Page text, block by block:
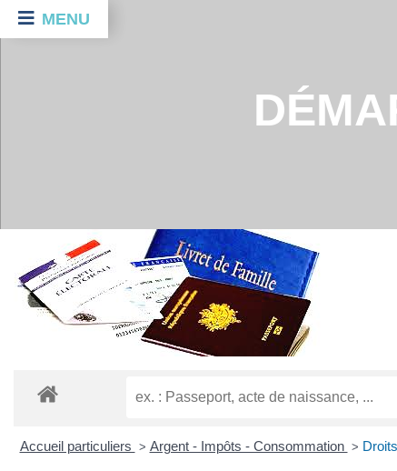
MENU
Accueil particuliers > Argent - Impôts - Consommation >